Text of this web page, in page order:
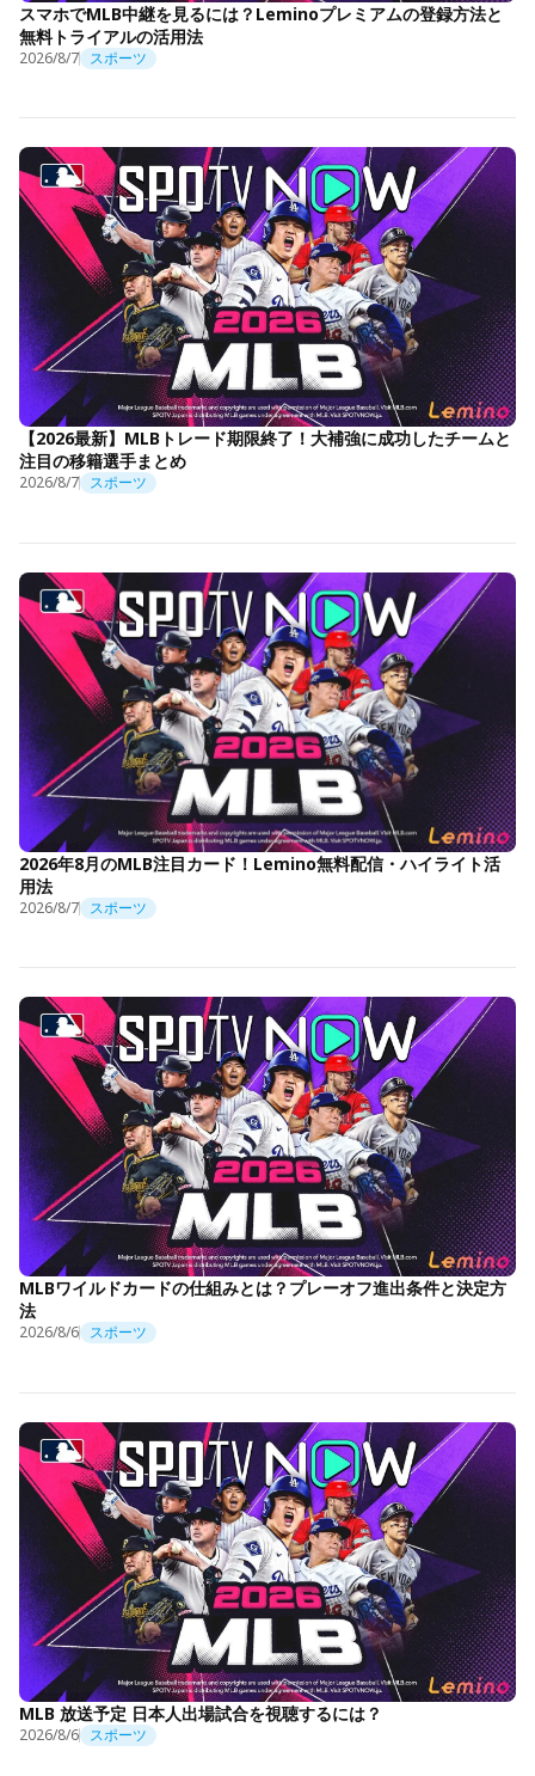
スマホでMLB中継を見るには？Leminoプレミアムの登録方法と
無料トライアルの活用法
2026/8/7 スポーツ
【2026最新】MLBトレード期限終了！大補強に成功したチームと
注目の移籍選手まとめ
2026/8/7 スポーツ
2026年8月のMLB注目カード！Lemino無料配信・ハイライト活
用法
2026/8/7 スポーツ
MLBワイルドカードの仕組みとは？プレーオフ進出条件と決定方
法
2026/8/6 スポーツ
MLB 放送予定 日本人出場試合を視聴するには？
2026/8/6 スポーツ